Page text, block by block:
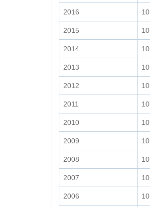
2016 10
2015 10
2014 10
2013 10
2012 10
2011 10
2010 10
2009 10
2008 10
2007 10
2006 10